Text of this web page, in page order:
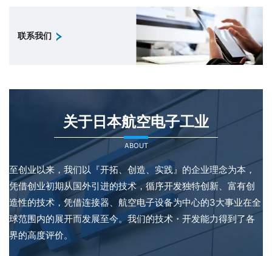
联系我们
关于日本航空电子工业
ABOUT
至创业以来，我们以『开拓、创造、实践』的企业理念为本，
凭借创业初期从国外引进的技术，循序开发独特创新、富有创
造性的技术，凭借连接器、航空电子设备为中心的3大事业在全
球范围内的展开而发展至今。我们的技术・开发能力得到了各
界的高度评价。